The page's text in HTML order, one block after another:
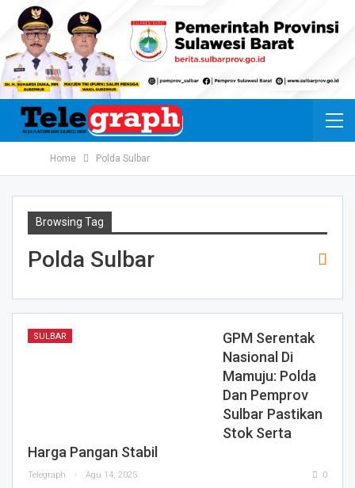
Home Polda Sulbar
Browsing Tag
Polda Sulbar
SULBAR
GPM Serentak
Nasional Di
Mamuju: Polda
Dan Pemprov
Sulbar Pastikan
Stok Serta
Harga Pangan Stabil
Telegraph Agu 14, 2025 0